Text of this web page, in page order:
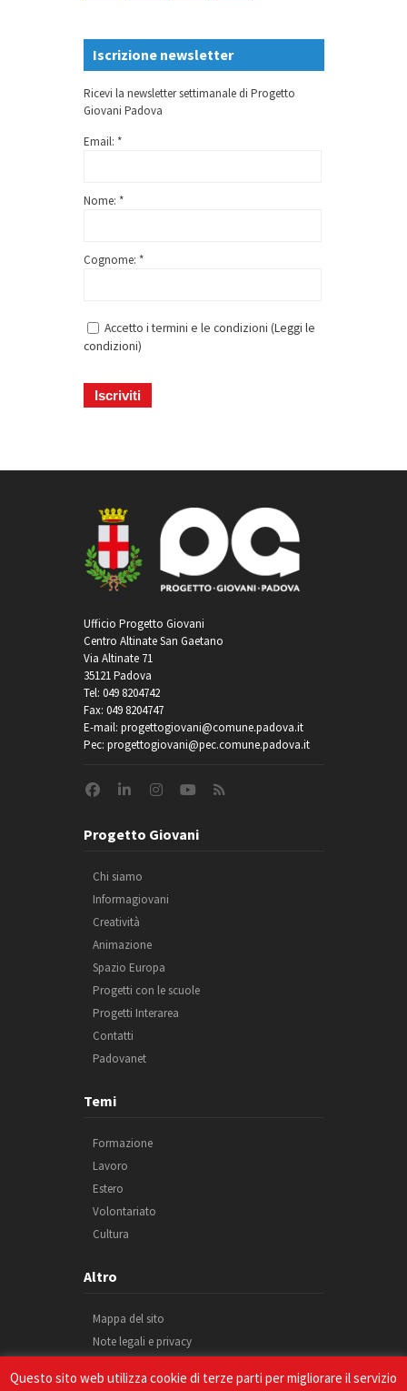
Iscrizione newsletter
Ricevi la newsletter settimanale di Progetto
Giovani Padova
Email: *
Nome: *
Cognome: *
Accetto i termini e le condizioni (Leggi le
condizioni)
Ufficio Progetto Giovani
Centro Altinate San Gaetano
Via Altinate 71
35121 Padova
Tel: 049 8204742
Fax: 049 8204747
E-mail: progettogiovani@comune.padova.it
Pec: progettogiovani@pec.comune.padova.it
Progetto Giovani
Chi siamo
Informagiovani
Creatività
Animazione
Spazio Europa
Progetti con le scuole
Progetti Interarea
Contatti
Padovanet
Temi
Formazione
Lavoro
Estero
Volontariato
Cultura
Altro
Mappa del sito
Note legali e privacy
Credits
Questo sito web utilizza cookie di terze parti per migliorare il servizio